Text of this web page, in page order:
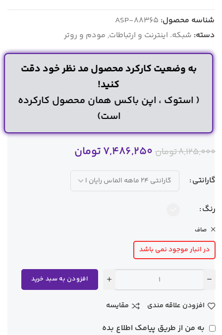
شناسه محصول: ASP-88365
دسته: شبکه. اینترنت و ارتباطات, مودم و روتر
به وضعیت کارکرد محصول مد نظر خود دقت
کنید!
( استوک ، اپن باکس همان محصول کارکرده
است)
8,125,000تومان 7,486,250تومان
گارانتی
رنگ
صاف
در انبار موجود نمی باشد
افزودن به سبد خرید
افزودن علاقه مندی مقایسه
به من از طریق پیامک اطلاع بده